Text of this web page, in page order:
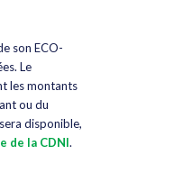
son ECO-
Le
les montants
ou du
disponible,
de la CDNI.